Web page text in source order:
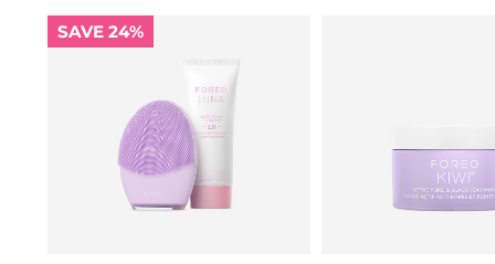
SAVE 24%